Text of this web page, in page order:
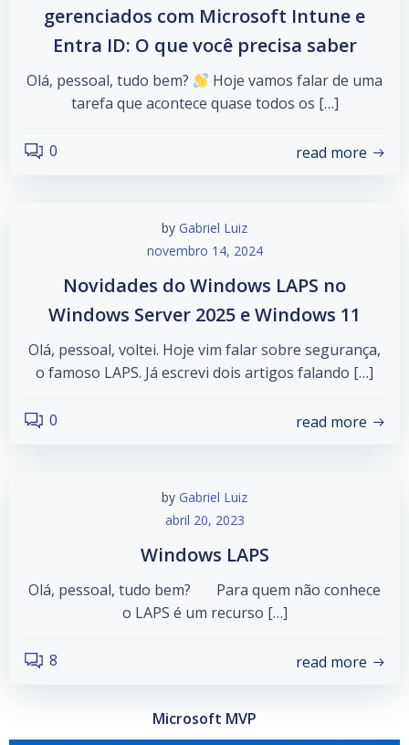
gerenciados com Microsoft Intune e
Entra ID: O que você precisa saber
Olá, pessoal, tudo bem?
Hoje vamos falar de uma
tarefa que acontece quase todos os […]
0 read more
by Gabriel Luiz
novembro 14, 2024
Novidades do Windows LAPS no
Windows Server 2025 e Windows 11
Olá, pessoal, voltei. Hoje vim falar sobre segurança,
o famoso LAPS. Já escrevi dois artigos falando […]
0 read more
by Gabriel Luiz
abril 20, 2023
Windows LAPS
Olá, pessoal, tudo bem? Para quem não conhece
o LAPS é um recurso […]
8 read more
Microsoft MVP